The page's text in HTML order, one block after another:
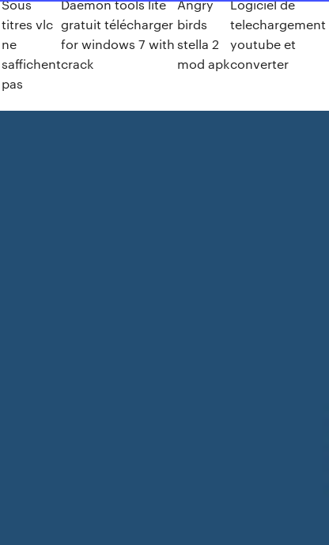
Sous
titres vlc
ne
saffichent
pas
Daemon tools lite
gratuit télécharger
for windows 7 with
crack
Angry
birds
stella 2
mod apk
Logiciel de
telechargement
youtube et
converter